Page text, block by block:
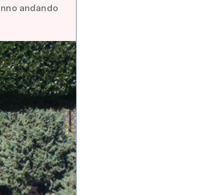
andando